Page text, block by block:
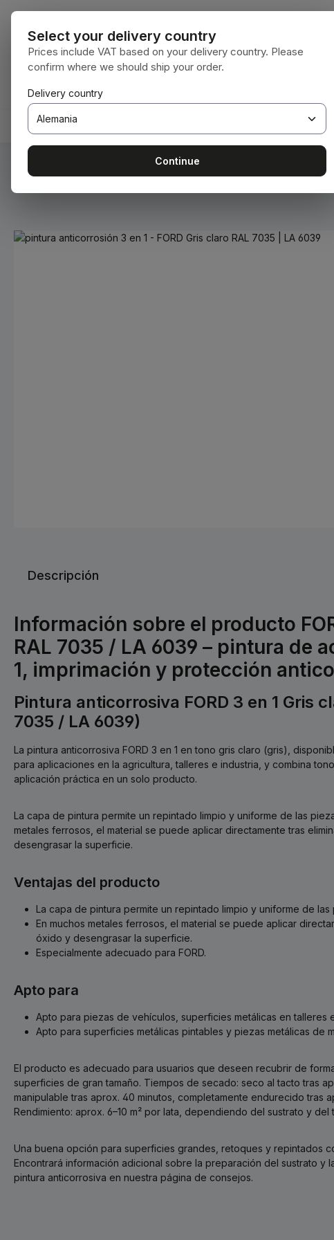
al contenido principal
Saltar a la búsqueda
Saltar a la navegación principal
BODENBEARBEITUNG
Estás aquí:
Omitir galería de imágenes
Descripción
Información sobre el producto
RAL 7035 / LA 6039 – pintura de
1, imprimación y protección
Pintura anticorrosiva FORD 3 en 1 Gris
7035 / LA 6039)
La pintura anticorrosiva FORD 3 en 1 en tono gris claro (gris),
para aplicaciones en la agricultura, talleres e industria, y combina
aplicación práctica en un solo producto.
La capa de pintura permite un repintado limpio y uniforme de las
metales ferrosos, el material se puede aplicar directamente tras
desengrasar la superficie.
Ventajas del producto
La capa de pintura permite un repintado limpio y uniforme de las
En muchos metales ferrosos, el material se puede aplicar
óxido y desengrasar la superficie.
Especialmente adecuado para FORD.
Apto para
Apto para piezas de vehículos, superficies metálicas en talleres
Apto para superficies metálicas pintables y piezas metálicas de
El producto es adecuado para usuarios que deseen recubrir de
superficies de gran tamaño. Tiempos de secado: seco al tacto tras
manipulable tras aprox. 40 minutos, completamente endurecido tras
Rendimiento: aprox. 6–10 m² por lata, dependiendo del sustrato y del
Una buena opción para superficies grandes, retoques y repintados
Encontrará información adicional sobre la preparación del sustrato y
pintura anticorrosiva en nuestra página de consejos.
Select your delivery country
Prices include VAT based on your delivery country. Please
confirm where we should ship your order.
Delivery country
Continue